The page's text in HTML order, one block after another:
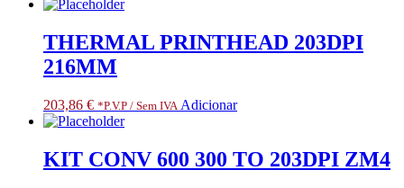
THERMAL PRINTHEAD 203DPI
216MM
203,86 € *P.V.P / Sem IVA Adicionar
KIT CONV 600 300 TO 203DPI ZM4